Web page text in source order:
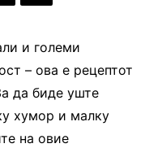
и големи
– ова е рецептот
да биде уште
хумор и малку
на овие